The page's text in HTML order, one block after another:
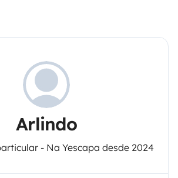
Arlindo
- Na Yescapa desde 2024